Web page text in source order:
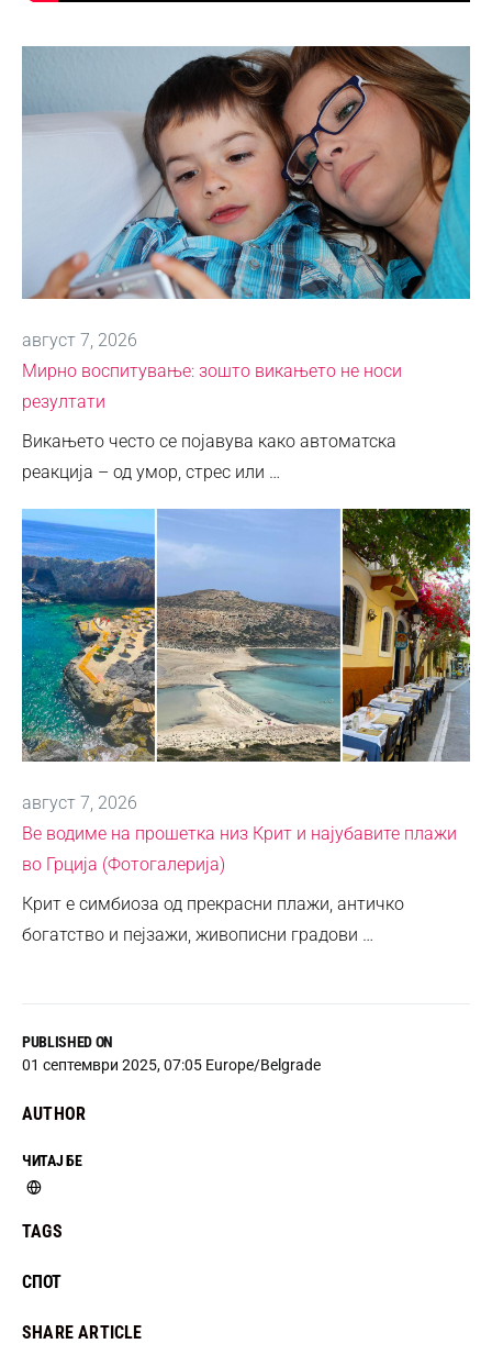
PUBLISHED ON
01 септември 2025, 07:05 Europe/Belgrade
AUTHOR
ЧИТАЈ БЕ
TAGS
СПОТ
SHARE ARTICLE
август 7, 2026
Мирно воспитување: зошто викањето не носи
резултати
Викањето често се појавува како автоматска
реакција – од умор, стрес или …
август 7, 2026
Ве водиме на прошетка низ Крит и најубавите плажи
во Грција (Фотогалерија)
Крит е симбиоза од прекрасни плажи, античко
богатство и пејзажи, живописни градови …